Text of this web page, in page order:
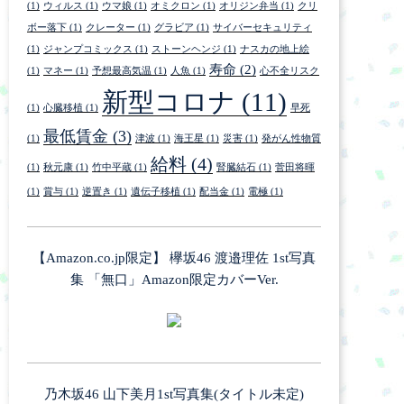
(1) ウィルス (1) ウマ娘 (1) オミクロン (1) オリジン弁当 (1) クリ
ボー落下 (1) クレーター (1) グラビア (1) サイバーセキュリティ
(1) ジャンプコミックス (1) ストーンヘンジ (1) ナスカの地上絵
(1) マネー (1) 予想最高気温 (1) 人魚 (1) 寿命 (2) 心不全リスク
(1) 心臓移植 (1) 新型コロナ (11) 早死
(1) 最低賃金 (3) 津波 (1) 海王星 (1) 災害 (1) 発がん性物質
(1) 秋元康 (1) 竹中平蔵 (1) 給料 (4) 腎臓結石 (1) 菅田将暉
(1) 賞与 (1) 逆置き (1) 遺伝子移植 (1) 配当金 (1) 電極 (1)
【Amazon.co.jp限定】 欅坂46 渡邉理佐 1st写真
集 「無口」Amazon限定カバーVer.
乃木坂46 山下美月1st写真集(タイトル未定)